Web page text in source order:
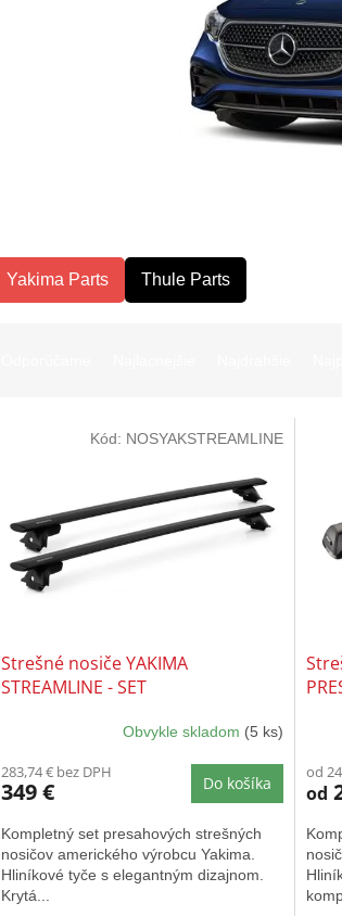
Yakima Parts Thule Parts
oStrešné nosiče YAKIMA
STREAMLINE - SET
Obvykle skladom (5 ks)
283,74 € bez DPH
349 € Do košíka
Kompletný set presahových strešných
nosičov amerického výrobcu Yakima.
Hliníkové tyče s elegantným dizajnom.
Krytá...
Kód: NOSYAKSTREAMLINE
je
z
5
od
od